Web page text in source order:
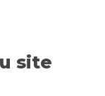
site